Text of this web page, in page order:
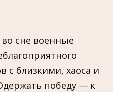
сне военные
с близкими, хаоса и
победу — к